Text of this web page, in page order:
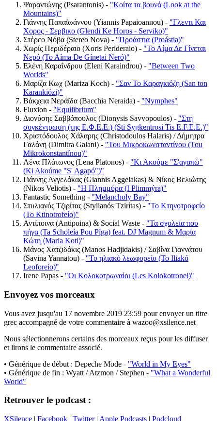
Ψαραντώνης (Psarantonis) - "Κοίτα τα βουνά (Look at the
Mountains)"
Γιάννης Παπαϊωάννου (Yiannis Papaioannou) - "Γλεντι Και
Χορος - Σερβικο (Glendi Ke Horos - Serviko)"
Στέρεο Νόβα (Stereo Nova) - "Προάστια (Proástia)"
Χωρίς Περιδέραιο (Xoris Perideraio) - "Το Αίμα Δε Γίνεται
Νερό (To Aíma De Gínetai Neró)"
Ελένη Καραΐνδρου (Eleni Karaindrou) - "Between Two
Worlds"
Μαρίζα Κωχ (Mariza Koch) - "Σαν Το Καραγκιόζη (San ton
Karankiózi)"
Βάκχεια Νεράϊδα (Bacchia Neraida) - "Nymphes"
Fluxion - "Equilibrium"
Διονύσης Σαββόπουλος (Dionysis Savvopoulos) - "Στη
συγκέντρωση (της Ε.Φ.Ε.Ε.) (Sti Sygkentrosi Tis E.F.E.E.)"
Χριστόδουλος Χάλαρης (Christodoulos Halaris) / Δήμητρα
Γαλάνη (Dimitra Galani) - "Του Μικροκωνσταντίνου (Tou
Mikrokonstantínou)"
Λένα Πλάτωνος (Lena Platonos) - "Κι Ακούμε "Σ'αγαπώ"
(Ki Akoúme "S' Agapó")"
Γιάννης Αγγελάκας (Giannis Aggelakas) & Νίκος Βελιώτης
(Nikos Veliotis) - "Η Πλημμύρα (I Plimmýra)"
Fantastic Something - "Melancholy Bay"
Στυλιανός Τζιρίτας (Stylianós Tzirítas) - "Το Κτηνοτροφείο
(To Ktinotrofeío)"
Αντίποινα (Antipoina) & Social Waste - "Τα σχολεία που
πήγα (Ta Scholeía Pou Píga) feat. DJ Magnum & Μαρία
Κώτη 〈Maria Koti〉"
Μάνος Χατζιδάκις (Manos Hadjidakis) / Σαβίνα Γιαννάτου
(Savina Yannatou) - "Το ηλιακό λεωφορείο (To Iliakó
Leoforeío)"
Irene Papas - "Οι Κολοκοτρωναίοι (Les Kolokotronei)"
Envoyez vos morceaux
Vous avez jusqu'au 17 novembre 2019 23:59 pour envoyer un titre
grec accompagné de votre commentaire à wazoo@xsilence.net
Nous sélectionnerons certains des morceaux reçus pour les diffuser
et lirons le commentaire associé.
• Générique de début : Depeche Mode - "World in My Eyes"
• Générique de fin : Wyatt / Atzmon / Stephen - "What a Wonderful
World"
Retrouver le podcast :
XSilence | Facebook | Twitter| Apple Podcasts | Podcloud